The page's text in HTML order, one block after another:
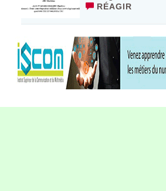
RÉAGIR